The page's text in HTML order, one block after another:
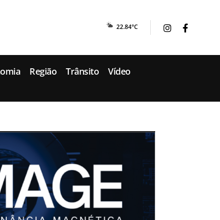
22.84°C
Região Trânsito
Vídeo